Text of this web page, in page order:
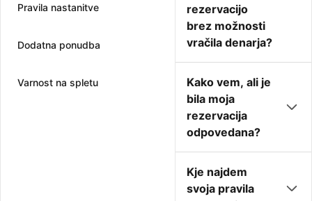
Pravila nastanitve
Dodatna ponudba
Varnost na spletu
rezervacijo
brez možnosti
vračila denarja?
Kako vem, ali je
bila moja
rezervacija
odpovedana?
Kje najdem
svoja pravila